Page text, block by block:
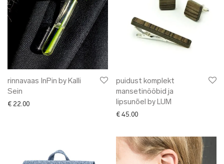
rinnavaas InPin by Kalli
Sein
€ 22.00
puidust komplekt
mansetinööbid ja
lipsunõel by LUM
€ 45.00